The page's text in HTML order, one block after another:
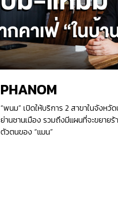
PHANOM
“พนม” เปิดให้บริการ 2 สาขาในจังห
ย่านชานเมือง รวมถึงมีแผนที่จะขยาย
ตัวตนของ “แมน”